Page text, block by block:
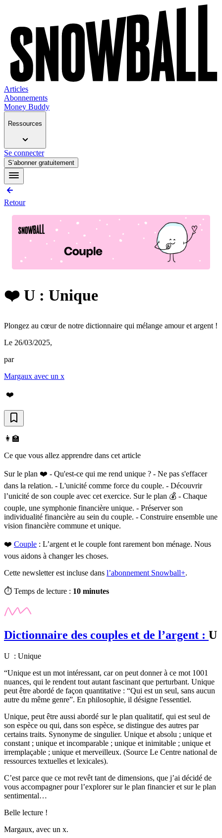
Articles
Abonnements
Money Buddy
Ressources
Se connecter
S’abonner gratuitement
Retour
❤️ U : Unique
Plongez au cœur de notre dictionnaire qui mélange amour et argent !
Le 26/03/2025,
par
Margaux avec un x
❤️
👩‍🏫
Ce que vous allez apprendre dans cet article
Sur le plan ❤️ - Qu'est-ce qui me rend unique ? - Ne pas s'effacer
dans la relation. - L'unicité comme force du couple. - Découvrir
l’unicité de son couple avec cet exercice. Sur le plan 💰 - Chaque
couple, une symphonie financière unique. - Préserver son
individualité financière au sein du couple. - Construire ensemble une
vision financière commune et unique.
❤️ Couple : L’argent et le couple font rarement bon ménage. Nous
vous aidons à changer les choses.
Cette newsletter est incluse dans l’abonnement Snowball+.
⏱️ Temps de lecture : 10 minutes
Dictionnaire des couples et de l’argent : U
U : Unique
“Unique est un mot intéressant, car on peut donner à ce mot 1001
nuances, qui le rendent tout autant fascinant que perturbant. Unique
peut être abordé de façon quantitative : “Qui est un seul, sans aucun
autre du même genre”. En philosophie, il désigne l'essentiel.
Unique, peut être aussi abordé sur le plan qualitatif, qui est seul de
son espèce ou qui, dans son espèce, se distingue des autres par
certains traits. Synonyme de singulier. Unique et absolu ; unique et
constant ; unique et incomparable ; unique et inimitable ; unique et
irremplaçable ; unique et merveilleux. (Source Le Centre national de
ressources textuelles et lexicales).
C’est parce que ce mot revêt tant de dimensions, que j’ai décidé de
vous accompagner pour l’explorer sur le plan financier et sur le plan
sentimental…
Belle lecture !
Margaux, avec un x.